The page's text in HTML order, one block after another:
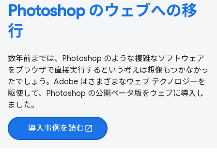
Photoshop のウェブへの移
行
数年前までは、Photoshop のような複雑なソフトウェア
をブラウザで直接実行するという考えは想像もつかなかっ
たでしょう。Adobe はさまざまなウェブ テクノロジーを
駆使して、Photoshop の公開ベータ版をウェブに導入し
ました。
導入事例を読む open_in_new